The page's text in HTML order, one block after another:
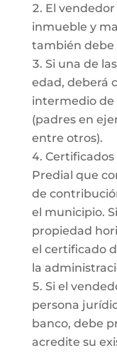
El
inmueble y
también debe
Si una de
edad, deberá
intermedio de
(padres en
entre otros).
Certificados
Predial que
de
el municipio.
propiedad
el certificado
la
Si el
persona
banco, debe
acredite su